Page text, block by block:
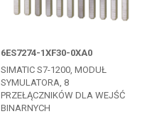
6ES7274-1XF30-0XA0
SIMATIC S7-1200, MODUŁ
SYMULATORA, 8
PRZEŁĄCZNIKÓW DLA WEJŚĆ
BINARNYCH